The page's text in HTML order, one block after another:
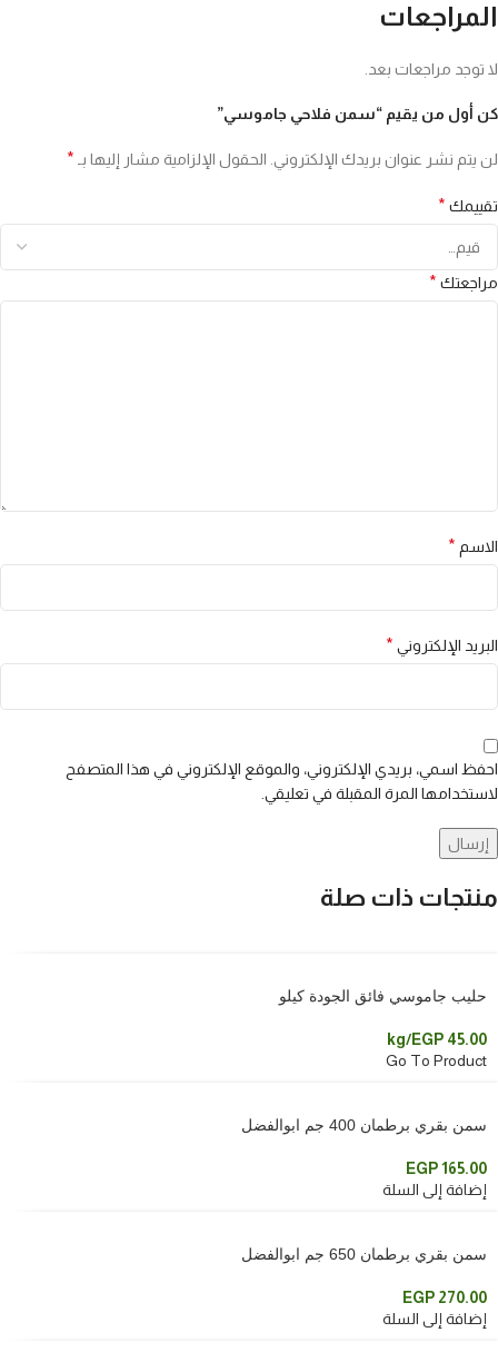
المراجعات
لا توجد مراجعات بعد.
كن أول من يقيم “سمن فلاحي جاموسي”
لن يتم نشر عنوان بريدك الإلكتروني. الحقول الإلزامية مشار إليها بـ *
تقييمك *
مراجعتك *
الاسم *
البريد الإلكتروني *
احفظ اسمي، بريدي الإلكتروني، والموقع الإلكتروني في هذا المتصفح
لاستخدامها المرة المقبلة في تعليقي.
منتجات ذات صلة
حليب جاموسي فائق الجودة كيلو
EGP 45.00
/kg
Go To Product
سمن بقري برطمان 400 جم ابوالفضل
EGP165.00
إضافة إلى السلة
سمن بقري برطمان 650 جم ابوالفضل
EGP 270.00
إضافة إلى السلة